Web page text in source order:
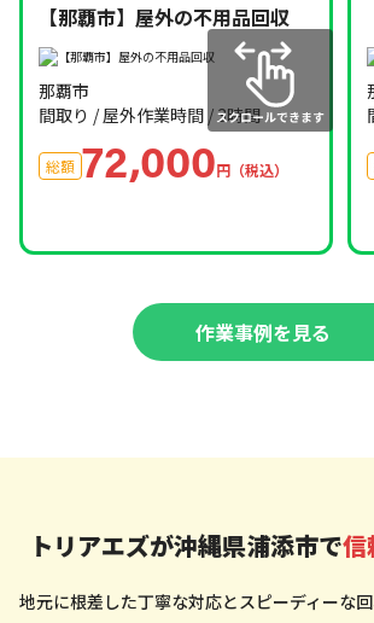
【那覇市】屋外の不用品回収
那覇市
間取り / 屋外作業時間 / 3時間
総額 72,000円（税込）
作業事例を見る
トリアエズが沖縄県浦添市で信
地元に根差した丁寧な対応とスピーディーな